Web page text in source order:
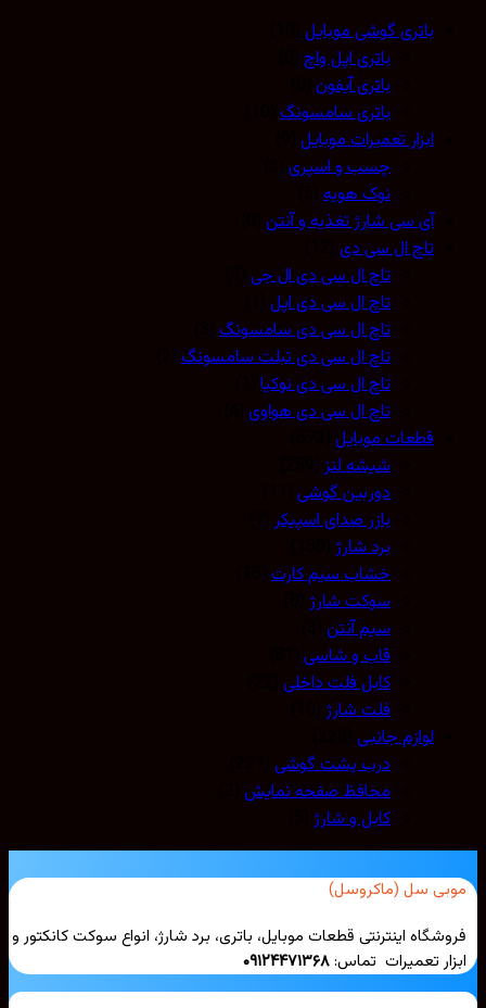
باتری گوشی موبایل(10)
باتری اپل واچ(0)
باتری آیفون(0)
باتری سامسونگ(10)
ابزار تعمیرات موبایل(9)
چسب و اسپری(3)
نوک هویه(5)
آی سی شارژ تغذیه و آنتن(0)
تاچ ال سی دی(12)
تاچ ال سی دی ال جی(1)
تاچ ال سی دی اپل(1)
تاچ ال سی دی سامسونگ(3)
تاچ ال سی دی تبلت سامسونگ(2)
تاچ ال سی دی نوکیا (1)
تاچ ال سی دی هواوی(4)
قطعات موبایل(573)
شیشه لنز(259)
دوربین گوشی(11)
بازر صدای اسپیکر(7)
برد شارژ(150)
خشاب سیم کارت(16)
سوکت شارژ(8)
سیم آنتن(3)
قاب و شاسی(81)
کابل فلت داخلی(22)
فلت شارژ(16)
لوازم جانبی(228)
درب پشت گوشی(221)
محافظ صفحه نمایش(2)
کابل و شارژ(5)
سل (ماکروسل)
اینترنتی قطعات موبایل، باتری، برد شارژ، انواع سوکت کانکتور و
تعمیرات تماس:۰۹۱۲۴۴۷۱۳۶۸